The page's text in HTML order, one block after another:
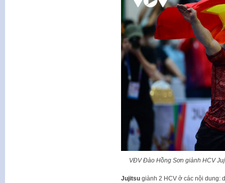
VĐV Đào Hồng Sơn giành HCV
Jujitsugiành 2 HCV ở các nội dung: